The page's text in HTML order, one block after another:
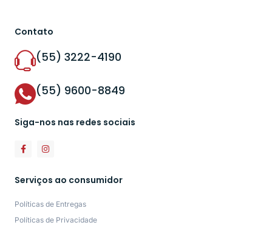
Contato
(55) 3222-4190
(55) 9600-8849
Siga-nos nas redes sociais
Serviços ao consumidor
Políticas de Entregas
Políticas de Privacidade